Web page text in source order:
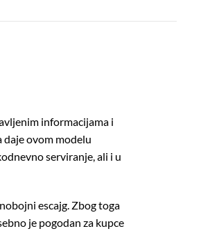
informacijama i
daje ovom modelu
serviranje, ali i u
escajg. Zbog toga
je pogodan za kupce